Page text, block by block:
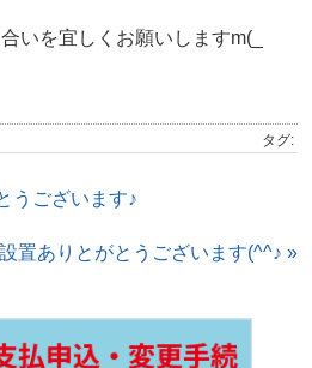
いを宜しくお願いしますm(_
タグ:
うございます♪
置ありとがとうございます(^^♪ »